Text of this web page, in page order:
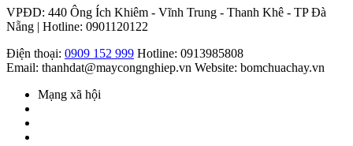
VPĐD: 440 Ông Ích Khiêm - Vĩnh Trung - Thanh Khê - TP Đà
Nẵng | Hotline: 0901120122
Điện thoại: 0909 152 999 Hotline: 0913985808
Email: thanhdat@maycongnghiep.vn Website: bomchuachay.vn
Mạng xã hội